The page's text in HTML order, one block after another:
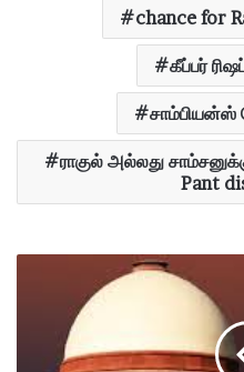
chance for
கீப்பர்
ராகுல் அல்லது
Pant